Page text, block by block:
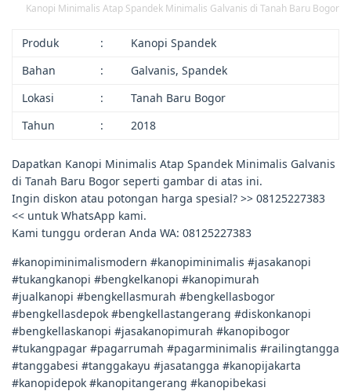
Kanopi Minimalis Atap Spandek Minimalis Galvanis di Tanah Baru Bogor
Produk :
Kanopi Spandek
Bahan
:
Galvanis, Spandek
Lokasi
:
Tanah Baru Bogor
Tahun
: 2018
Dapatkan Kanopi Minimalis Atap Spandek Minimalis Galvanis
di Tanah Baru Bogor seperti gambar di atas ini.
Ingin diskon atau potongan harga spesial? >> 08125227383
<< untuk WhatsApp kami.
Kami tunggu orderan Anda WA: 08125227383
#kanopiminimalismodern #kanopiminimalis #jasakanopi
#tukangkanopi #bengkelkanopi #kanopimurah
#jualkanopi #bengkellasmurah #bengkellasbogor
#bengkellasdepok #bengkellastangerang #diskonkanopi
#bengkellaskanopi #jasakanopimurah #kanopibogor
#tukangpagar #pagarrumah #pagarminimalis #railingtangga
#tanggabesi #tanggakayu #jasatangga #kanopijakarta
#kanopidepok #kanopitangerang #kanopibekasi